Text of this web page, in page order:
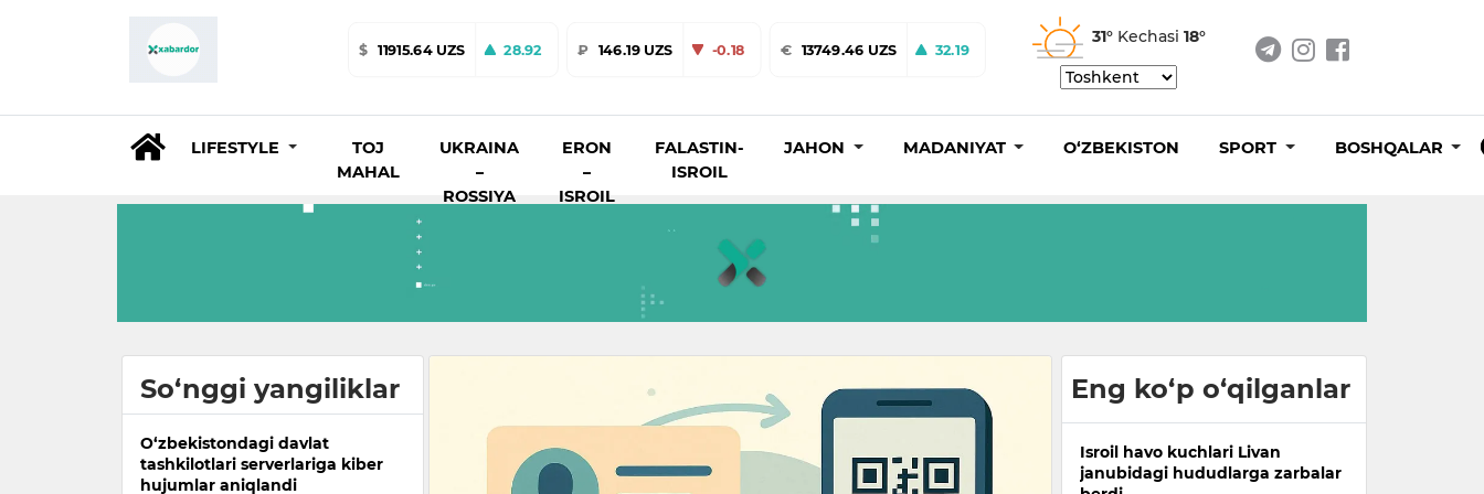
$ 11915.64 UZS 28.92 ₽ 146.19 UZS -0.18 € 13749.46 UZS 32.19
31° Kechasi 18°
LIFESTYLE
TOJ
MAHAL
UKRAINA
–
ROSSIYA
ERON
–
ISROIL
FALASTIN-
ISROIL
JAHON MADANIYAT O‘ZBEKISTON SPORT BOSHQALAR
So‘nggi yangiliklar
O‘zbekistondagi davlat
tashkilotlari serverlariga kiber
hujumlar aniqlandi
Eng ko‘p o‘qilganlar
Isroil havo kuchlari Livan
janubidagi hududlarga zarbalar